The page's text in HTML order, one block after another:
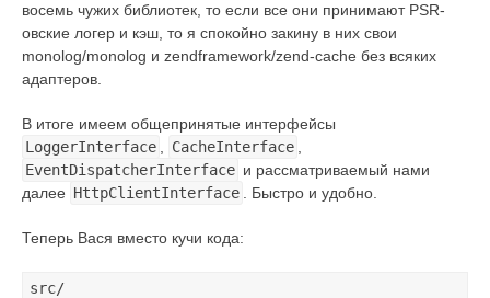
восемь чужих библиотек, то если все они принимают PSR-
овские логер и кэш, то я спокойно закину в них свои
monolog/monolog и zendframework/zend-cache без всяких
адаптеров.
В итоге имеем общепринятые интерфейсы
LoggerInterface
CacheInterface
EventDispatcherInterface и рассматриваемый нами
далее HttpClientInterface . Быстро и удобно.
Теперь Вася вместо кучи кода:
src/